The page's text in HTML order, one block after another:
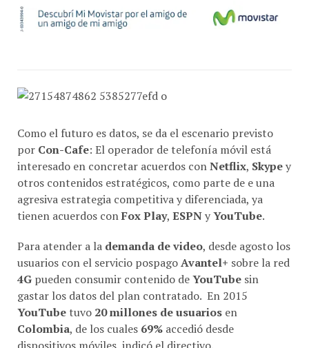
Como el futuro es datos, se da el escenario previsto
Con-Cafe
: El operador de telefonía móvil está
interesado en concretar acuerdos con Netflix Skype
otros contenidos estratégicos, como parte de e una
agresiva estrategia competitiva y diferenciada, ya
tienen acuerdos con Fox Play ESPN YouTube
Para atender a la
demanda de video
, desde agosto los
usuarios con el servicio pospago
Avantel+
sobre la red
4G pueden consumir contenido de YouTube
sin
gastar los datos del plan contratado. En 2015
YouTube
tuvo 20 millones de usuarios
Colombia
, de los cuales 69% accedió desde
dispositivos móviles, indicó el directivo.